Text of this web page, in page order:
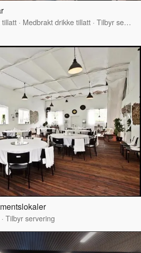
· Medbrakt drikke tillatt · Tilbyr servering
· Tilbyr servering